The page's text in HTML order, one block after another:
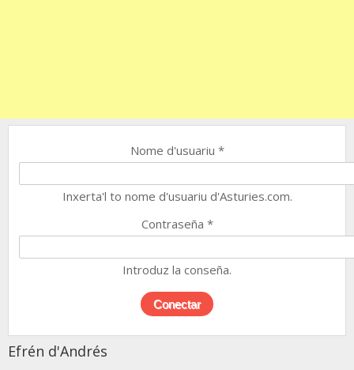
Nome d'usuariu *
Inxerta'l to nome d'usuariu d'Asturies.com.
Contraseña *
Introduz la conseña.
Efrén d'Andrés